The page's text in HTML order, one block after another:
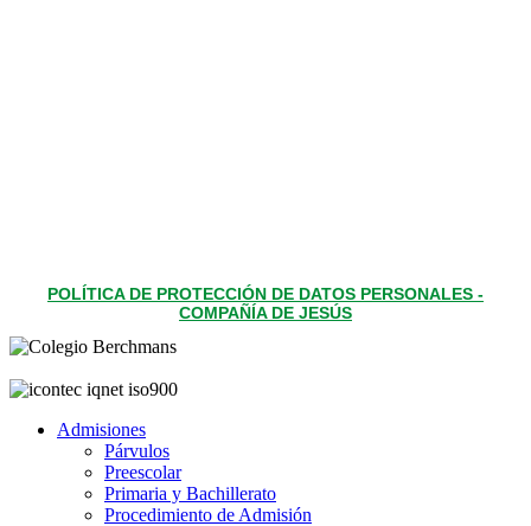
POLÍTICA DE PROTECCIÓN DE DATOS PERSONALES -
COMPAÑÍA DE JESÚS
Admisiones
Párvulos
Preescolar
Primaria y Bachillerato
Procedimiento de Admisión